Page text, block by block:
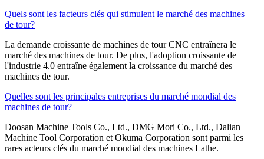
Quels sont les facteurs clés qui stimulent le marché des machines
de tour?
La demande croissante de machines de tour CNC entraînera le
marché des machines de tour. De plus, l'adoption croissante de
l'industrie 4.0 entraîne également la croissance du marché des
machines de tour.
Quelles sont les principales entreprises du marché mondial des
machines de tour?
Doosan Machine Tools Co., Ltd., DMG Mori Co., Ltd., Dalian
Machine Tool Corporation et Okuma Corporation sont parmi les
rares acteurs clés du marché mondial des machines Lathe.